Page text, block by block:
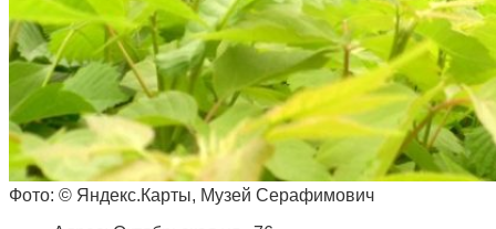
Фото: © Яндекс.Карты, Музей Серафимович